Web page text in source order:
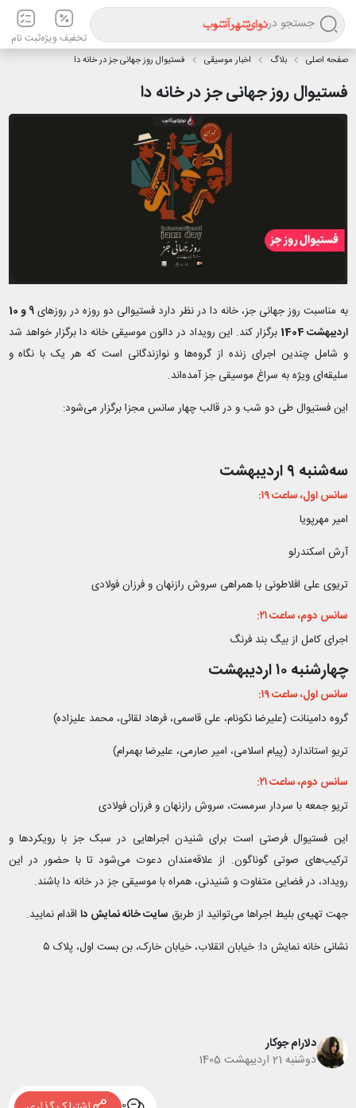
جستجو در
تخفیف ویژهثبت نام
صفحه اصلی بلاگ اخبار موسیقی فستیوال روز جهانی جز در خانه دا
فستیوال روز جهانی جز در خانه دا
به مناسبت روز جهانی جز، خانه دا در نظر دارد فستیوالی دو روزه در روز‌های
9 و 10
اردیبهشت 1404
برگزار کند. این رویداد در دالون موسیقی خانه دا برگزار خواهد شد
و شامل چندین اجرای زنده از گروه‌ها و نوازندگانی است که هر یک با نگاه و
سلیقه‌ای ویژه به سراغ موسیقی جز آمده‌اند.
این فستیوال طی دو شب و در قالب چهار سانس مجزا برگزار می‌شود:
سه‌شنبه ۹ اردیبهشت
سانس اول، ساعت ۱۹:
امیر مهرپویا
آرش اسکندرلو
تریوی علی افلاطونی با همراهی سروش رازنهان و فرزان فولادی
سانس دوم، ساعت ۲۱:
اجرای کامل از بیگ بند فرنگ
چهارشنبه ۱۰ اردیبهشت
سانس اول، ساعت ۱۹:
گروه دامینانت (علیرضا نکونام، علی قاسمی، فرهاد لقائی، محمد علیزاده)
تریو استاندارد (پیام اسلامی، امیر صارمی، علیرضا بهمرام)
سانس دوم، ساعت ۲۱:
تریو جمعه با سردار سرمست، سروش رازنهان و فرزان فولادی
این فستیوال فرصتی است برای شنیدن اجراهایی در سبک جز با رویکردها و
ترکیب‌های صوتی گوناگون. از علاقه‌مندان دعوت می‌شود تا با حضور در این
رویداد، در فضایی متفاوت و شنیدنی، همراه با موسیقی جز در خانه دا باشند.
جهت تهیه‌ی بلیط اجراها می‌توانید از طریق سایت خانه نمایش دا اقدام نمایید.
نشانی خانه نمایش دا: خیابان انقلاب، خیابان خارک، بن بست اول، پلاک ۵
دلارام جوکار
دوشنبه 21 اردیبهشت 1405